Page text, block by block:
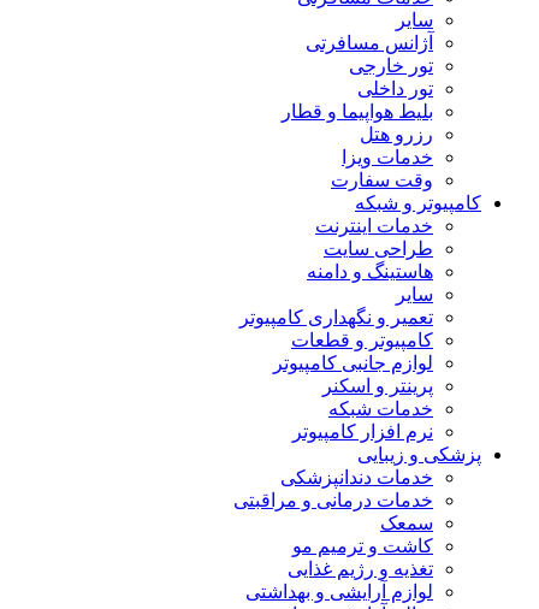
سایر
آژانس مسافرتی
تور خارجی
تور داخلی
بلیط هواپیما و قطار
رزرو هتل
خدمات ویزا
وقت سفارت
کامپیوتر و شبکه
خدمات اینترنت
طراحی سایت
هاستینگ و دامنه
سایر
تعمیر و نگهداری کامپیوتر
کامپیوتر و قطعات
لوازم جانبی کامپیوتر
پرینتر و اسکنر
خدمات شبکه
نرم افزار کامپیوتر
پزشکی و زیبایی
خدمات دندانپزشکی
خدمات درمانی و مراقبتی
سمعک
کاشت و ترمیم مو
تغذیه و رژیم غذایی
لوازم آرایشی و بهداشتی